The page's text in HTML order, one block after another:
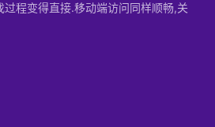
程变得直接.移动端访问同样顺畅,关